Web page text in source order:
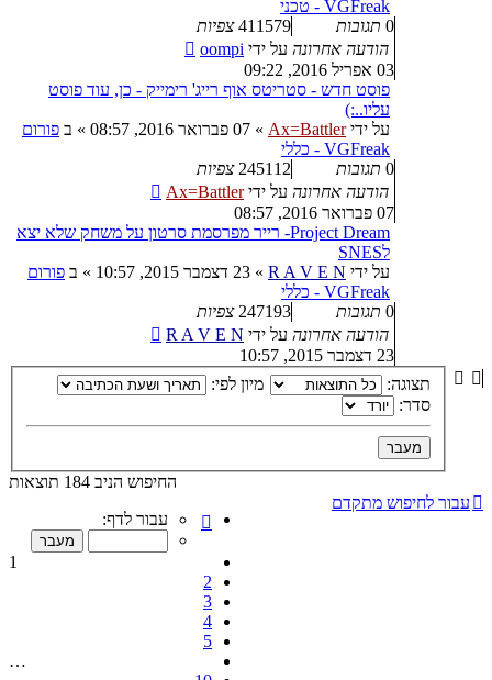
VGFreak - טכני
0 תגובות 411579 צפיות
הודעה אחרונה על ידי oompi
03 אפריל 2016, 09:22
פוסט חדש - סטריטס אוף רייג' רימייק - כן, עוד פוסט
עליו..:)
על ידיAx=Battler
» 07 פברואר 2016, 08:57 » ב פורום
VGFreak - כללי
0 תגובות 245112 צפיות
הודעה אחרונה על ידיAx=Battler
07 פברואר 2016, 08:57
Project Dream- רייר מפרסמת סרטון על משחק שלא יצא
לSNES
על ידי R A V E N
» 23 דצמבר 2015, 10:57 » ב פורום
VGFreak - כללי
0 תגובות 247193 צפיות
הודעה אחרונה על ידי R A V E N
23 דצמבר 2015, 10:57
תצוגה:
מיון לפי:
סדר:
החיפוש הניב 184 תוצאות
דף
מתוך
10
עבור לדף:
1
2
3
4
5
…
עבור לחיפוש מתקדם